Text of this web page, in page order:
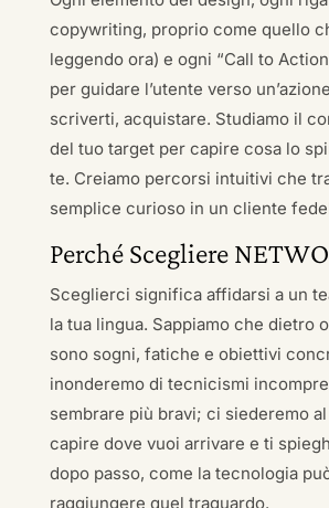
copywriting, proprio come quello
leggendo ora) e ogni “Call to
per guidare l’utente verso
scriverti, acquistare. Studiamo il
del tuo target per capire cosa lo
te. Creiamo percorsi intuitivi che
semplice curioso in un cliente
Perché Scegliere
Sceglierci significa affidarsi a un
la tua lingua. Sappiamo che dietro
sono sogni, fatiche e obiettivi
inonderemo di tecnicismi
sembrare più bravi; ci siederemo
capire dove vuoi arrivare e ti
dopo passo, come la tecnologia
raggiungere quel traguardo.